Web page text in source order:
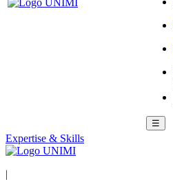
☰
Expertise & Skills
|